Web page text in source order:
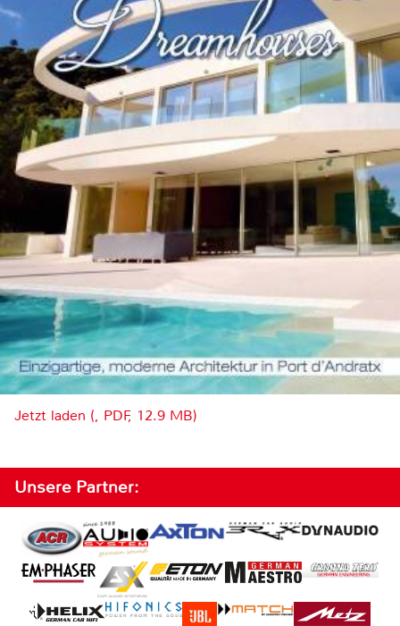
Jetzt laden (, PDF, 12.9 MB)
Unsere Partner: